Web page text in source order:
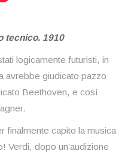
tecnico. 1910
futuristi, in
avrebbe giudicato pazzo
Beethoven, e così
capito la musica
Verdi, dopo un’audizione